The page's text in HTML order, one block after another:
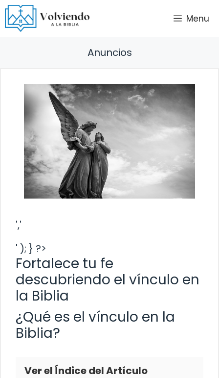
Saltar
al
contenido
Menu
Anuncios
','
' ); } ?>
Fortalece tu fe
descubriendo el vínculo en
la Biblia
¿Qué es el vínculo en la
Biblia?
Ver el Índice del Artículo